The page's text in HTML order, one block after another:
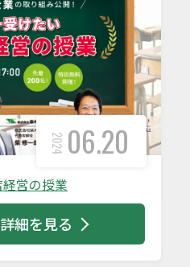
2024 06.20
営の授業
細を見る